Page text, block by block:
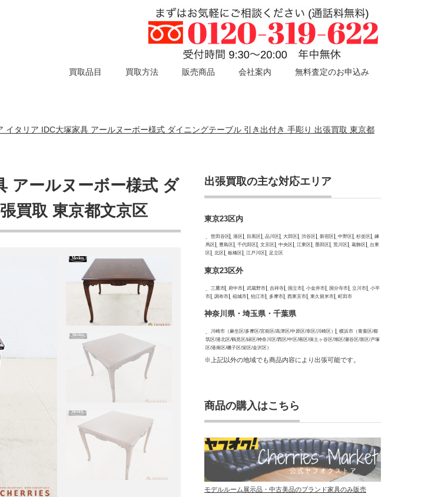
買取品目 買取方法 販売商品 会社案内 無料査定のお申込み
イタリア IDC大塚家具 アールヌーボー様式 ダイニングテーブル 引き出付き 手彫り 出張買取 東京都
アールヌーボー様式 ダ
買取 東京都文京区
出張買取の主な対応エリア
東京23区内
世田谷区 港区 目黒区 品川区 大田区 渋谷区 新宿区 中野区 杉並区
練
馬区
豊島区 千代田区 文京区 中央区 江東区 墨田区 荒川区 葛飾区
台東
区
北区 板橋区 江戸川区 足立区
東京23区外
三鷹市 府中市 武蔵野市 吉祥寺 国立市 小金井市 国分寺市 立川市
小平
市
調布市 稲城市 狛江市 多摩市 西東京市 東久留米市 町田市
神奈川県・埼玉県・千葉県
川崎市（麻生区/多摩区/宮前区/高津区/中原区/幸区/川崎区）
横浜市（青葉区/都
筑区/港北区/鶴見区/緑区/神奈川区/西区/中区/南区/保土ヶ谷区/旭区/瀬谷区/泉区/戸塚
区/港南区/磯子区/栄区/金沢区）
※上記以外の地域でも商品内容により出張可能です。
商品の購入はこちら
モデルルーム展示品・中古美品のブランド家具のみ販売